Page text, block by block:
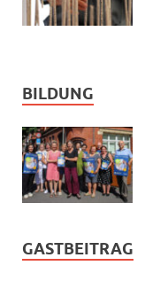
BILDUNG
GASTBEITRAG